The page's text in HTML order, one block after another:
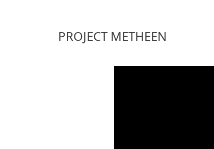
PROJECT METHEEN